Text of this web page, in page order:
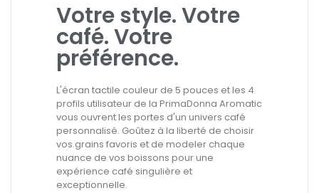
Votre style. Votre
café. Votre
préférence.
L'écran tactile couleur de 5 pouces et les 4
profils utilisateur de la PrimaDonna Aromatic
vous ouvrent les portes d'un univers café
personnalisé. Goûtez à la liberté de choisir
vos grains favoris et de modeler chaque
nuance de vos boissons pour une
expérience café singulière et
exceptionnelle.